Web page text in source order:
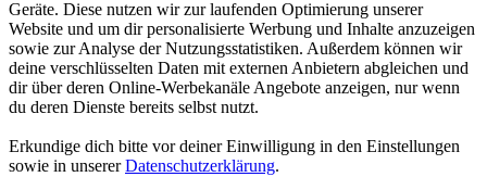
Geräte. Diese nutzen wir zur laufenden Optimierung unserer
Website und um dir personalisierte Werbung und Inhalte anzuzeigen
sowie zur Analyse der Nutzungsstatistiken. Außerdem können wir
deine verschlüsselten Daten mit externen Anbietern abgleichen und
dir über deren Online-Werbekanäle Angebote anzeigen, nur wenn
du deren Dienste bereits selbst nutzt.
Erkundige dich bitte vor deiner Einwilligung in den Einstellungen
sowie in unsererDatenschutzerklärung.